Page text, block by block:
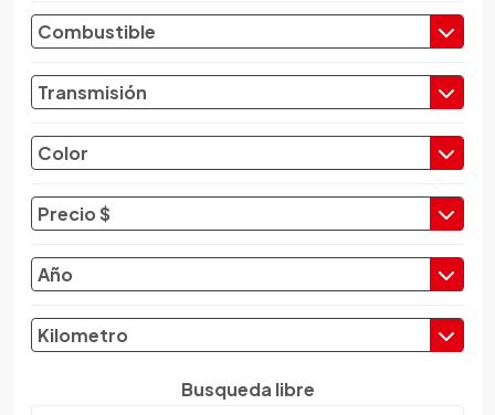
Citroen
Cupra
Dacia
Daewoo
Daf
Daihatsu
Datsun
Dayun
Derbi
Dfsk
Dmc
Dodge
Combustible
Transmisión
Color
Precio $
Año
Kilometro
Busqueda libre